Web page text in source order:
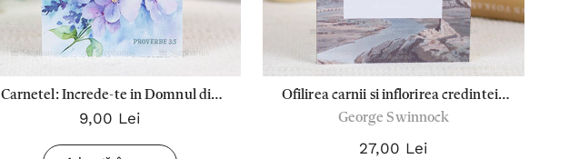
Carnetel: Increde-te in Domnul din
toata inima ta!
9,00 Lei
Ofilirea carnii si inflorirea credintei -
George Swinnock
George Swinnock
27,00 Lei